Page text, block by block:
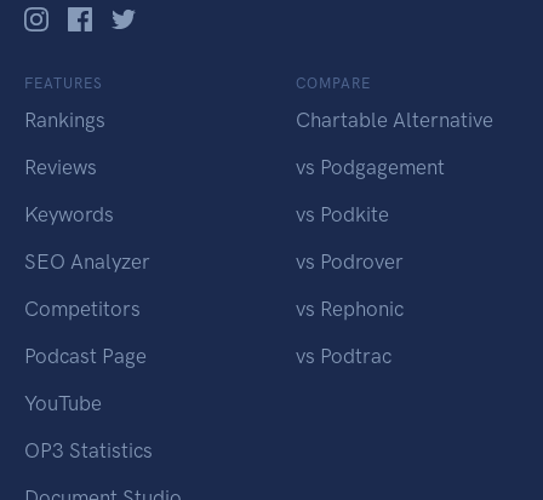
FEATURES
Rankings
Reviews
Keywords
SEO Analyzer
Competitors
Podcast Page
YouTube
OP3 Statistics
COMPARE
Chartable Alternative
vs Podgagement
vs Podkite
vs Podrover
vs Rephonic
vs Podtrac